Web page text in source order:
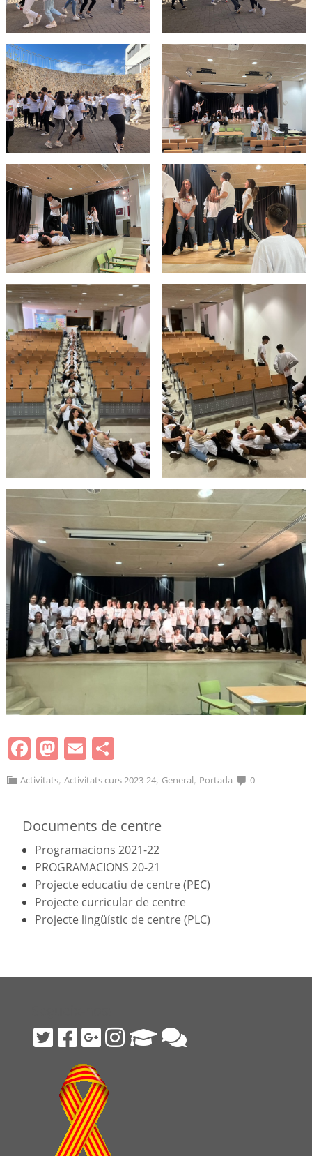
Facebook
Mastodon
Email
Activitats,Activitats curs 2023-24, General, Portada 0
Documents de centre
Programacions 2021-22
PROGRAMACIONS 20-21
Projecte educatiu de centre (PEC)
Projecte curricular de centre
Projecte lingüístic de centre (PLC)